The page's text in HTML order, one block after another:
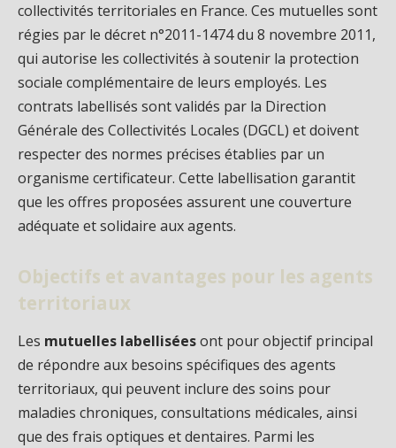
collectivités territoriales en France. Ces mutuelles sont
régies par le décret n°2011-1474 du 8 novembre 2011,
qui autorise les collectivités à soutenir la protection
sociale complémentaire de leurs employés. Les
contrats labellisés sont validés par la Direction
Générale des Collectivités Locales (DGCL) et doivent
respecter des normes précises établies par un
organisme certificateur. Cette labellisation garantit
que les offres proposées assurent une couverture
adéquate et solidaire aux agents.
Objectifs et avantages pour les agents
territoriaux
Les mutuelles labelliséesont pour objectif principal
de répondre aux besoins spécifiques des agents
territoriaux, qui peuvent inclure des soins pour
maladies chroniques, consultations médicales, ainsi
que des frais optiques et dentaires. Parmi les